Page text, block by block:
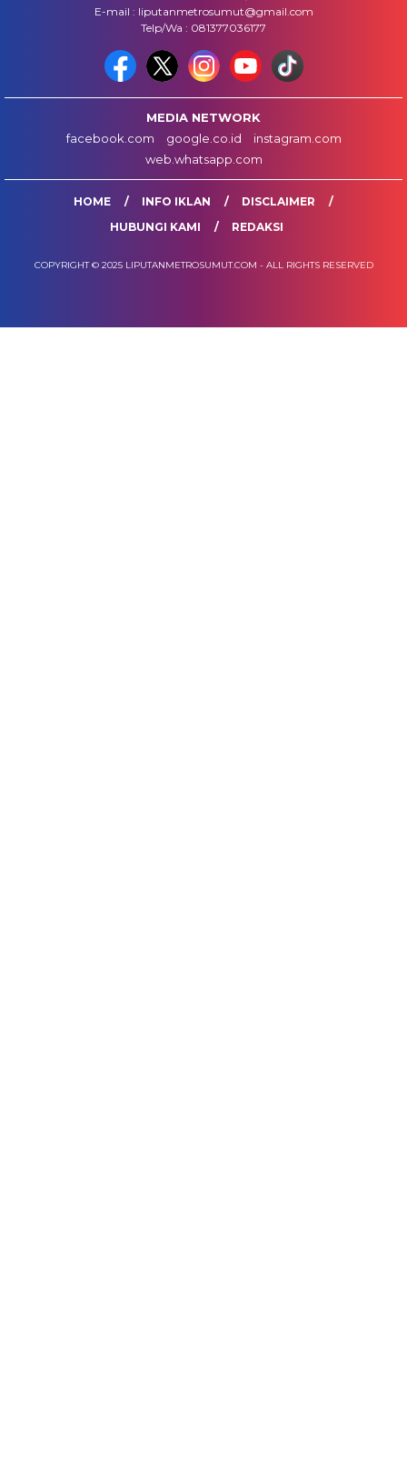
E-mail : liputanmetrosumut@gmail.com
Telp/Wa : 081377036177
MEDIA NETWORK
facebook.com
google.co.id
instagram.com
web.whatsapp.com
HOME INFO IKLAN
DISCLAIMER
HUBUNGI KAMI
REDAKSI
COPYRIGHT © 2025 LIPUTANMETROSUMUT.COM - ALL RIGHTS RESERVED